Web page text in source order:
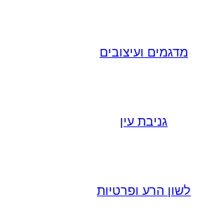
מדגמים ועיצובים
גניבת עין
לשון הרע ופרטיות